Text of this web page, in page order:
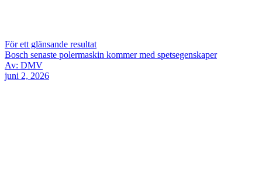
För ett glänsande resultat
Bosch senaste polermaskin kommer med spetsegenskaper
Av: DMV
juni 2, 2026